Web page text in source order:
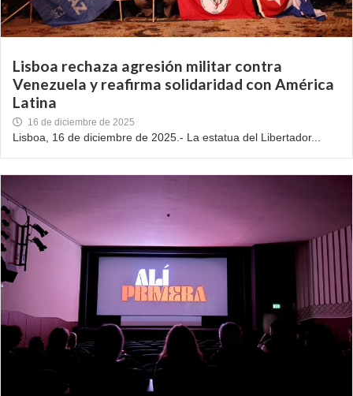
Lisboa rechaza agresión militar contra
Venezuela y reafirma solidaridad con América
Latina
16 de diciembre de 2025
Lisboa, 16 de diciembre de 2025.- La estatua del Libertador...